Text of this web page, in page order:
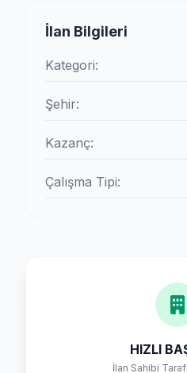
İlan Bilgileri
Kategori:
Şehir:
Kazanç:
Çalışma Tipi:
HIZLI
İlan Sahibi